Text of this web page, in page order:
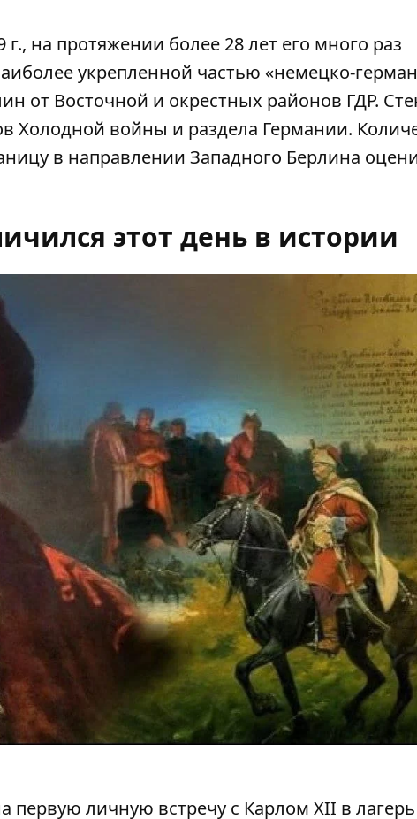
на протяжении более 28 лет его много раз
укрепленной частью «немецко-
от Восточной и окрестных районов ГДР.
Холодной войны и раздела Германии.
в направлении Западного Берлина
этот день в истории
личную встречу с Карлом XII в